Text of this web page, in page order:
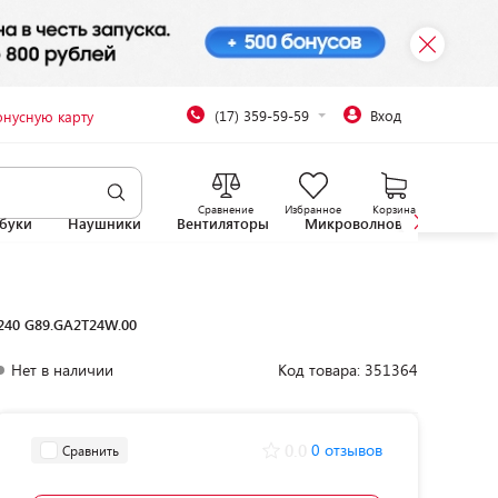
карту (17) 359-59-59 Вход
Сравнение Избранное Корзина
Наушники Вентиляторы Микроволновые печи
G89.GA2T24W.00
Нет в наличии Код товара: 351364
Сравнить 0 отзывов